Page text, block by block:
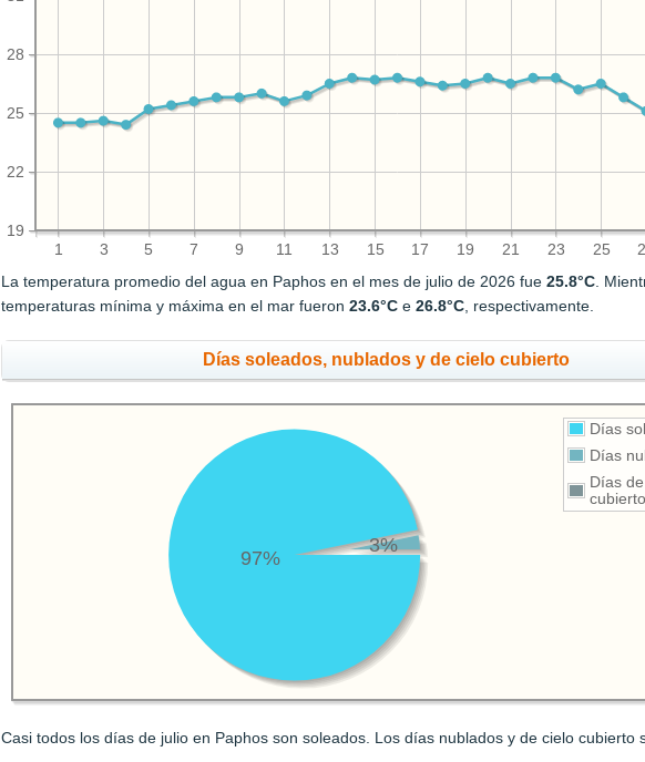
1 3 5 7 9 11 13 15 17 19 21 23 25
19
22
25
28
La temperatura promedio del agua en Paphos en el mes de julio de 2026 fue25.8°C.
temperaturas mínima y máxima en el mar fueron23.6°C e26.8°C, respectivamente.
Días soleados, nublados y de cielo cubierto
Días
Días
Días
cubierto
97%
3%
Casi todos los días de julio en Paphos son soleados. Los días nublados y de cielo cubierto